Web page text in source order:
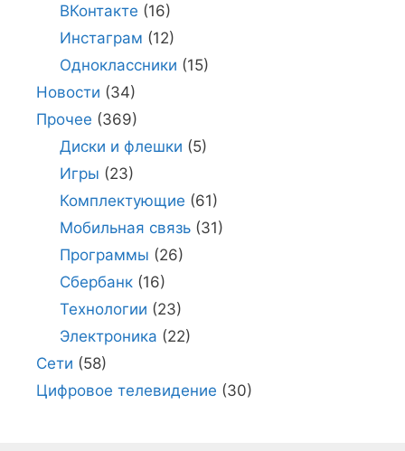
ВКонтакте (16)
Инстаграм (12)
Одноклассники (15)
Новости (34)
Прочее (369)
Диски и флешки (5)
Игры (23)
Комплектующие (61)
Мобильная связь(31)
Программы (26)
Сбербанк(16)
Технологии (23)
Электроника (22)
Сети (58)
Цифровое телевидение (30)